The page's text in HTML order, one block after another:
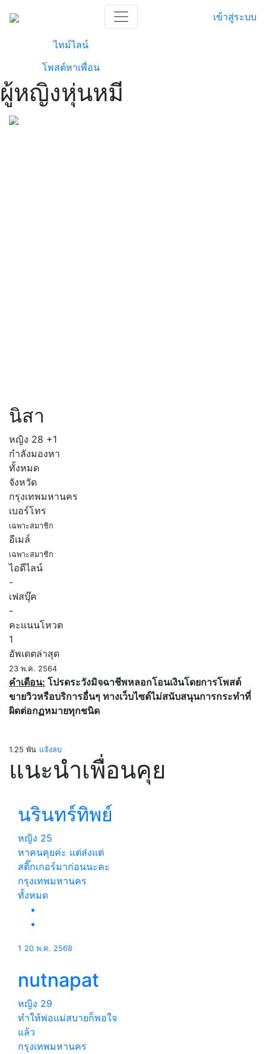
เข้าสู่ระบบ
ไทม์ไลน์
โพสต์หาเพื่อน
ผู้หญิงหุ่นหมี
นิสา
หญิง 28 +1
กำลังมองหา
ทั้งหมด
จังหวัด
กรุงเทพมหานคร
เบอร์โทร
เฉพาะสมาชิก
อีเมล์
เฉพาะสมาชิก
ไอดีไลน์
-
เฟสบุ๊ค
-
คะแนนโหวต
1
อัพเดตล่าสุด
23 พ.ค. 2564
คำเตือน: โปรดระวังมิจฉาชีพหลอกโอนเงินโดยการโพสต์
ขายวิวหรือบริการอื่นๆ ทางเว็บไซต์ไม่สนับสนุนการกระทำที่
ผิดต่อกฏหมายทุกชนิด
1.25 พัน แจ้งลบ
แนะนำเพื่อนคุย
นรินทร์ทิพย์
หญิง 25
หาคนคุยค่ะ แต่ส่งแต่
สติ๊กเกอร์มาก่อนนะคะ
กรุงเทพมหานคร
ทั้งหมด
1 20 พ.ค. 2568
nutnapat
หญิง 29
ทำให้พ่อแม่สบายก็พอใจ
แล้ว
กรุงเทพมหานคร